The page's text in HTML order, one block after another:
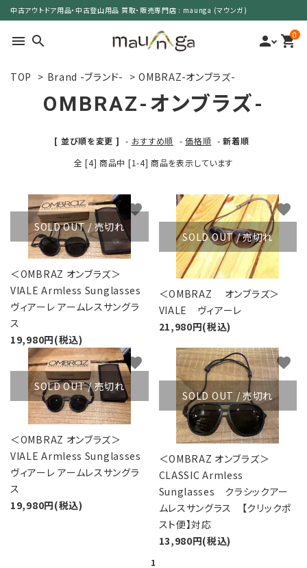
中古アウトドア用品・中古登山用品 買取・販売専門店 : maunga (マウンガ)
menu search person 0
shopping_cart
特集で選ぶ
価格で選ぶ
買取案内
レンタル・修理
店舗情報
POLICY
INFORMATION
ACCOUNT MENU
meeting_room ログイン 新規会員登録
TOP > Brand -ブランド- > OMBRAZ-オンブラズ-
OMBRAZ-オンブラズ-
[ 並び順を変更 ] - おすすめ順 -価格順 -新着順
全 [4] 商品中 [1-4] 商品を表示しています
SOLD OUT / 売切れ
＜OMBRAZ オンブラズ＞
VIALE Armless Sunglasses
ヴィアーレ アームレスサングラ
ス
19,980円(税込)
favorite
SOLD OUT / 売切れ
＜OMBRAZ オンブラズ＞
VIALE ヴィアーレ
21,980円(税込)
favorite
SOLD OUT / 売切れ
＜OMBRAZ オンブラズ＞
VIALE Armless Sunglasses
ヴィアーレ アームレスサングラ
ス
19,980円(税込)
favorite
SOLD OUT / 売切れ
＜OMBRAZ オンブラズ＞
CLASSIC Armless
Sunglasses クラシックアー
ムレスサングラス 【クリックポ
スト便】対応
13,980円(税込)
favorite
1